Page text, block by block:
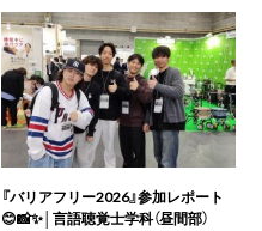
『バリアフリー2026』参加レポート
😊📸✨│言語聴覚士学科（昼間部）